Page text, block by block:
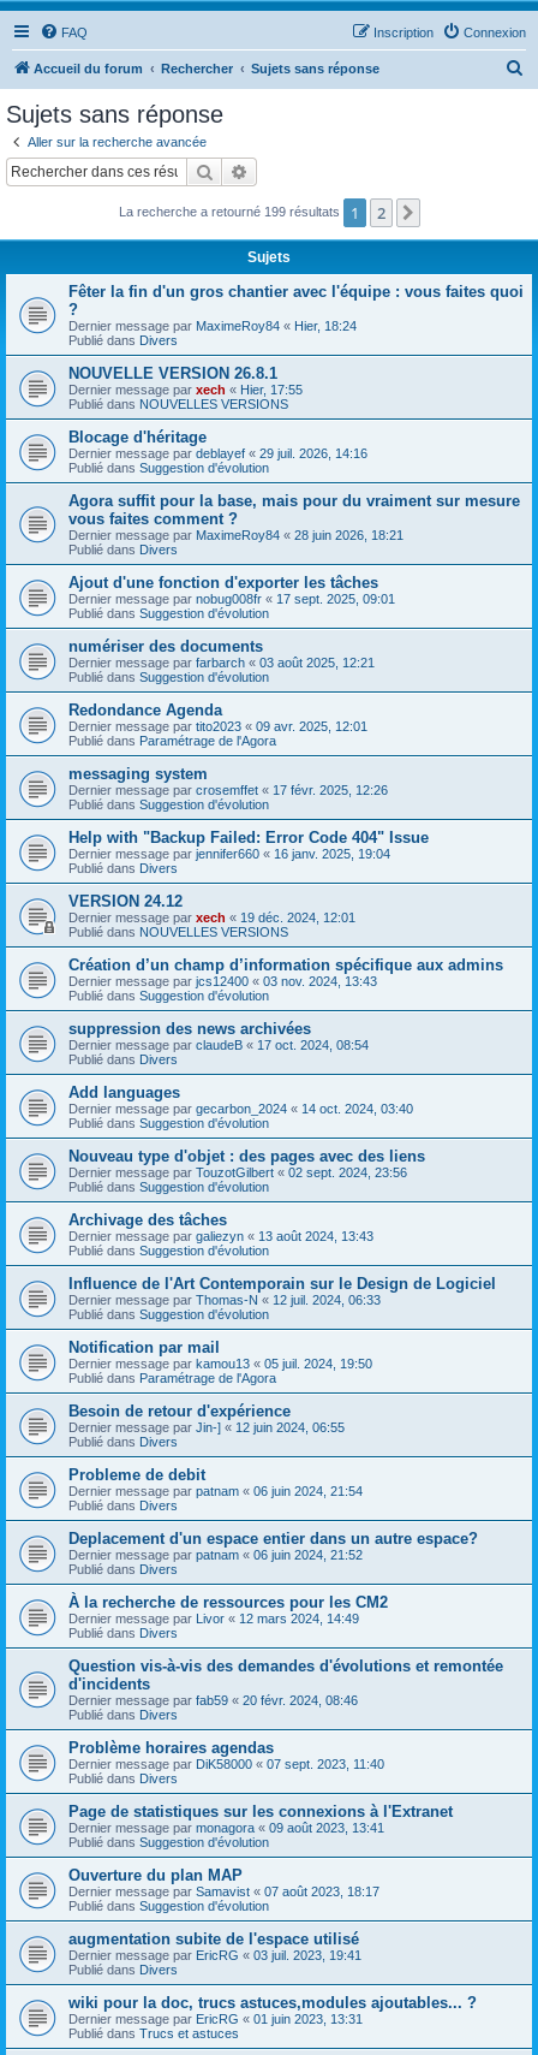
FAQ Connexion
Inscription
Accueil du forum Rechercher Sujets sans réponse
c
Sujets sans réponse
Aller sur la recherche avancée
Rechercher
La recherche a retourné 199 résultats 1 2
Sujets
Fêter la fin d'un gros chantier avec l'équipe : vous faites quoi
?
Dernier message par MaximeRoy84 « Hier, 18:24
Publié dans Divers
NOUVELLE VERSION 26.8.1
Dernier message par xech « Hier, 17:55
Publié dans NOUVELLES VERSIONS
Blocage d'héritage
Dernier message par deblayef « 29 juil. 2026, 14:16
Publié dans Suggestion d'évolution
Agora suffit pour la base, mais pour du vraiment sur mesure
vous faites comment ?
Dernier message par MaximeRoy84 « 28 juin 2026, 18:21
Publié dans Divers
Ajout d'une fonction d'exporter les tâches
Dernier message par nobug008fr « 17 sept. 2025, 09:01
Publié dans Suggestion d'évolution
numériser des documents
Dernier message par farbarch « 03 août 2025, 12:21
Publié dans Suggestion d'évolution
Redondance Agenda
Dernier message par tito2023 « 09 avr. 2025, 12:01
Publié dans Paramétrage de l'Agora
messaging system
Dernier message par crosemffet « 17 févr. 2025, 12:26
Publié dans Suggestion d'évolution
Help with "Backup Failed: Error Code 404" Issue
Dernier message par jennifer660 « 16 janv. 2025, 19:04
Publié dans Divers
VERSION 24.12
Dernier message par xech « 19 déc. 2024, 12:01
Publié dans NOUVELLES VERSIONS
Création d’un champ d’information spécifique aux admins
Dernier message par jcs12400 « 03 nov. 2024, 13:43
Publié dans Suggestion d'évolution
suppression des news archivées
Dernier message par claudeB « 17 oct. 2024, 08:54
Publié dans Divers
Add languages
Dernier message par gecarbon_2024 « 14 oct. 2024, 03:40
Publié dans Suggestion d'évolution
Nouveau type d'objet : des pages avec des liens
Dernier message par TouzotGilbert « 02 sept. 2024, 23:56
Publié dans Suggestion d'évolution
Archivage des tâches
Dernier message par galiezyn « 13 août 2024, 13:43
Publié dans Suggestion d'évolution
Influence de l'Art Contemporain sur le Design de Logiciel
Dernier message par Thomas-N « 12 juil. 2024, 06:33
Publié dans Suggestion d'évolution
Notification par mail
Dernier message par kamou13 « 05 juil. 2024, 19:50
Publié dans Paramétrage de l'Agora
Besoin de retour d'expérience
Dernier message par Jin-] « 12 juin 2024, 06:55
Publié dans Divers
Probleme de debit
Dernier message par patnam « 06 juin 2024, 21:54
Publié dans Divers
Deplacement d'un espace entier dans un autre espace?
Dernier message par patnam « 06 juin 2024, 21:52
Publié dans Divers
À la recherche de ressources pour les CM2
Dernier message par Livor « 12 mars 2024, 14:49
Publié dans Divers
Question vis-à-vis des demandes d'évolutions et remontée
d'incidents
Dernier message par fab59 « 20 févr. 2024, 08:46
Publié dans Divers
Problème horaires agendas
Dernier message par DiK58000 « 07 sept. 2023, 11:40
Publié dans Divers
Page de statistiques sur les connexions à l'Extranet
Dernier message par monagora « 09 août 2023, 13:41
Publié dans Suggestion d'évolution
Ouverture du plan MAP
Dernier message par Samavist « 07 août 2023, 18:17
Publié dans Suggestion d'évolution
augmentation subite de l'espace utilisé
Dernier message par EricRG « 03 juil. 2023, 19:41
Publié dans Divers
wiki pour la doc, trucs astuces,modules ajoutables... ?
Dernier message par EricRG « 01 juin 2023, 13:31
Publié dans Trucs et astuces